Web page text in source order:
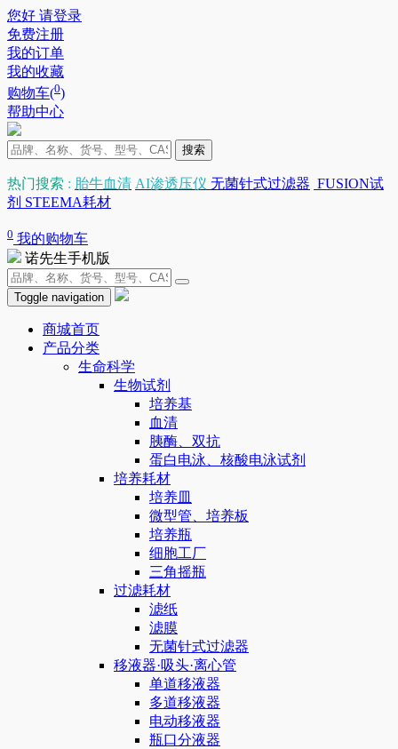
您好 请登录
免费注册
我的订单
我的收藏
购物车(0)
帮助中心
搜索
热门搜索 : 胎牛血清 AI渗透压仪 无菌针式过滤器 FUSION试
剂 STEEMA耗材
0 我的购物车
诺先生手机版
Toggle navigation
商城首页
产品分类
生命科学
生物试剂
培养基
血清
胰酶、双抗
蛋白电泳、核酸电泳试剂
培养耗材
培养皿
微型管、培养板
培养瓶
细胞工厂
三角摇瓶
过滤耗材
滤纸
滤膜
无菌针式过滤器
移液器·吸头·离心管
单道移液器
多道移液器
电动移液器
瓶口分液器